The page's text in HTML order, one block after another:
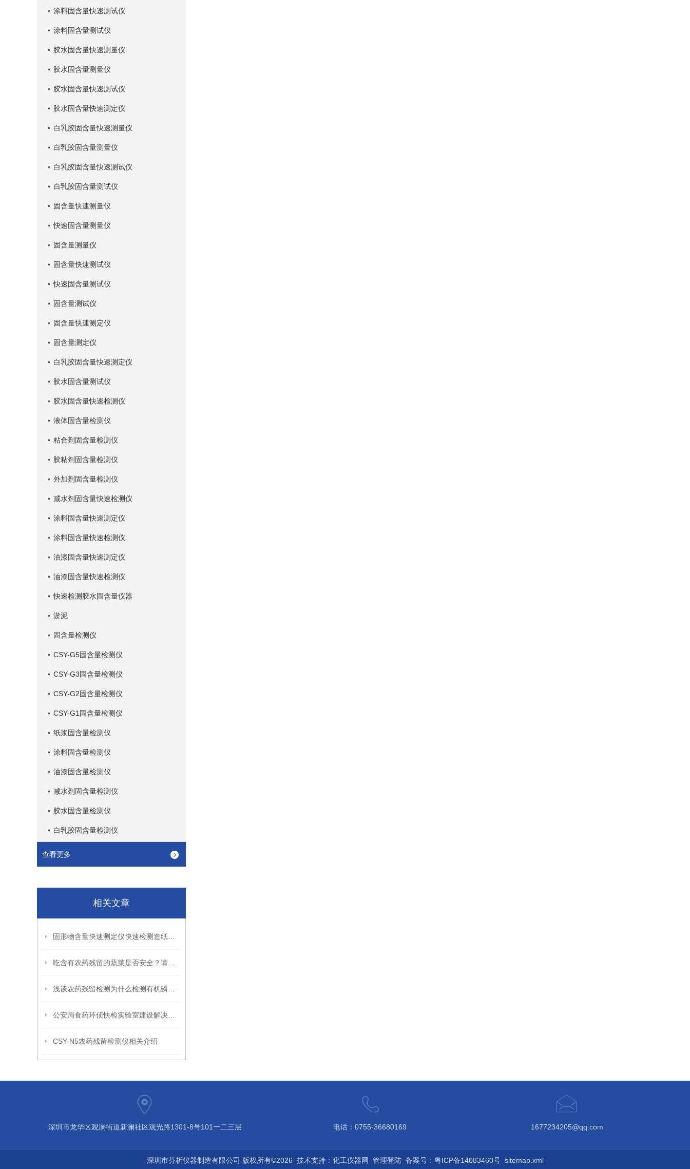
涂料固含量快速测试仪
涂料固含量测试仪
胶水固含量快速测量仪
胶水固含量测量仪
胶水固含量快速测试仪
胶水固含量快速测定仪
白乳胶固含量快速测量仪
白乳胶固含量测量仪
白乳胶固含量快速测试仪
白乳胶固含量测试仪
固含量快速测量仪
快速固含量测量仪
固含量测量仪
固含量快速测试仪
快速固含量测试仪
固含量测试仪
固含量快速测定仪
固含量测定仪
白乳胶固含量快速测定仪
胶水固含量测试仪
胶水固含量快速检测仪
液体固含量检测仪
粘合剂固含量检测仪
胶粘剂固含量检测仪
外加剂固含量检测仪
减水剂固含量快速检测仪
涂料固含量快速测定仪
涂料固含量快速检测仪
油漆固含量快速测定仪
油漆固含量快速检测仪
快速检测胶水固含量仪器
淤泥
固含量检测仪
CSY-G5固含量检测仪
CSY-G3固含量检测仪
CSY-G2固含量检测仪
CSY-G1固含量检测仪
纸浆固含量检测仪
涂料固含量检测仪
油漆固含量检测仪
减水剂固含量检测仪
胶水固含量检测仪
白乳胶固含量检测仪
查看更多
相关文章
CSY-N5农药残留检测仪相关介绍
深圳市龙华区观澜街道新澜社区观光路1301-8号101一二三层 电话：0755-36680169 1677234205@qq.com
深圳市芬析仪器制造有限公司 版权所有©2026 技术支持： 化工仪器网 管理登陆 备案号：粤ICP备14083460号 sitemap.xml